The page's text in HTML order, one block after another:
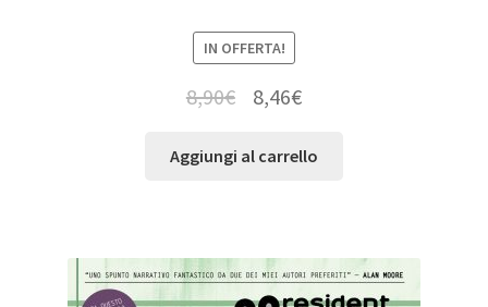
IN OFFERTA!
8,90€ 8,46€
Aggiungi al carrello